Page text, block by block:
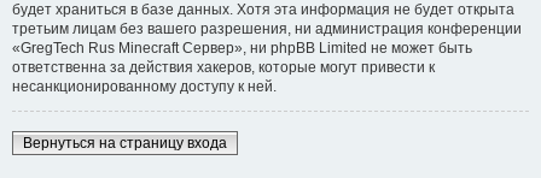
будет храниться в базе данных. Хотя эта информация не будет открыта
третьим лицам без вашего разрешения, ни администрация конференции
«GregTech Rus Minecraft Сервер», ни phpBB Limited не может быть
ответственна за действия хакеров, которые могут привести к
несанкционированному доступу к ней.
Вернуться на страницу входа